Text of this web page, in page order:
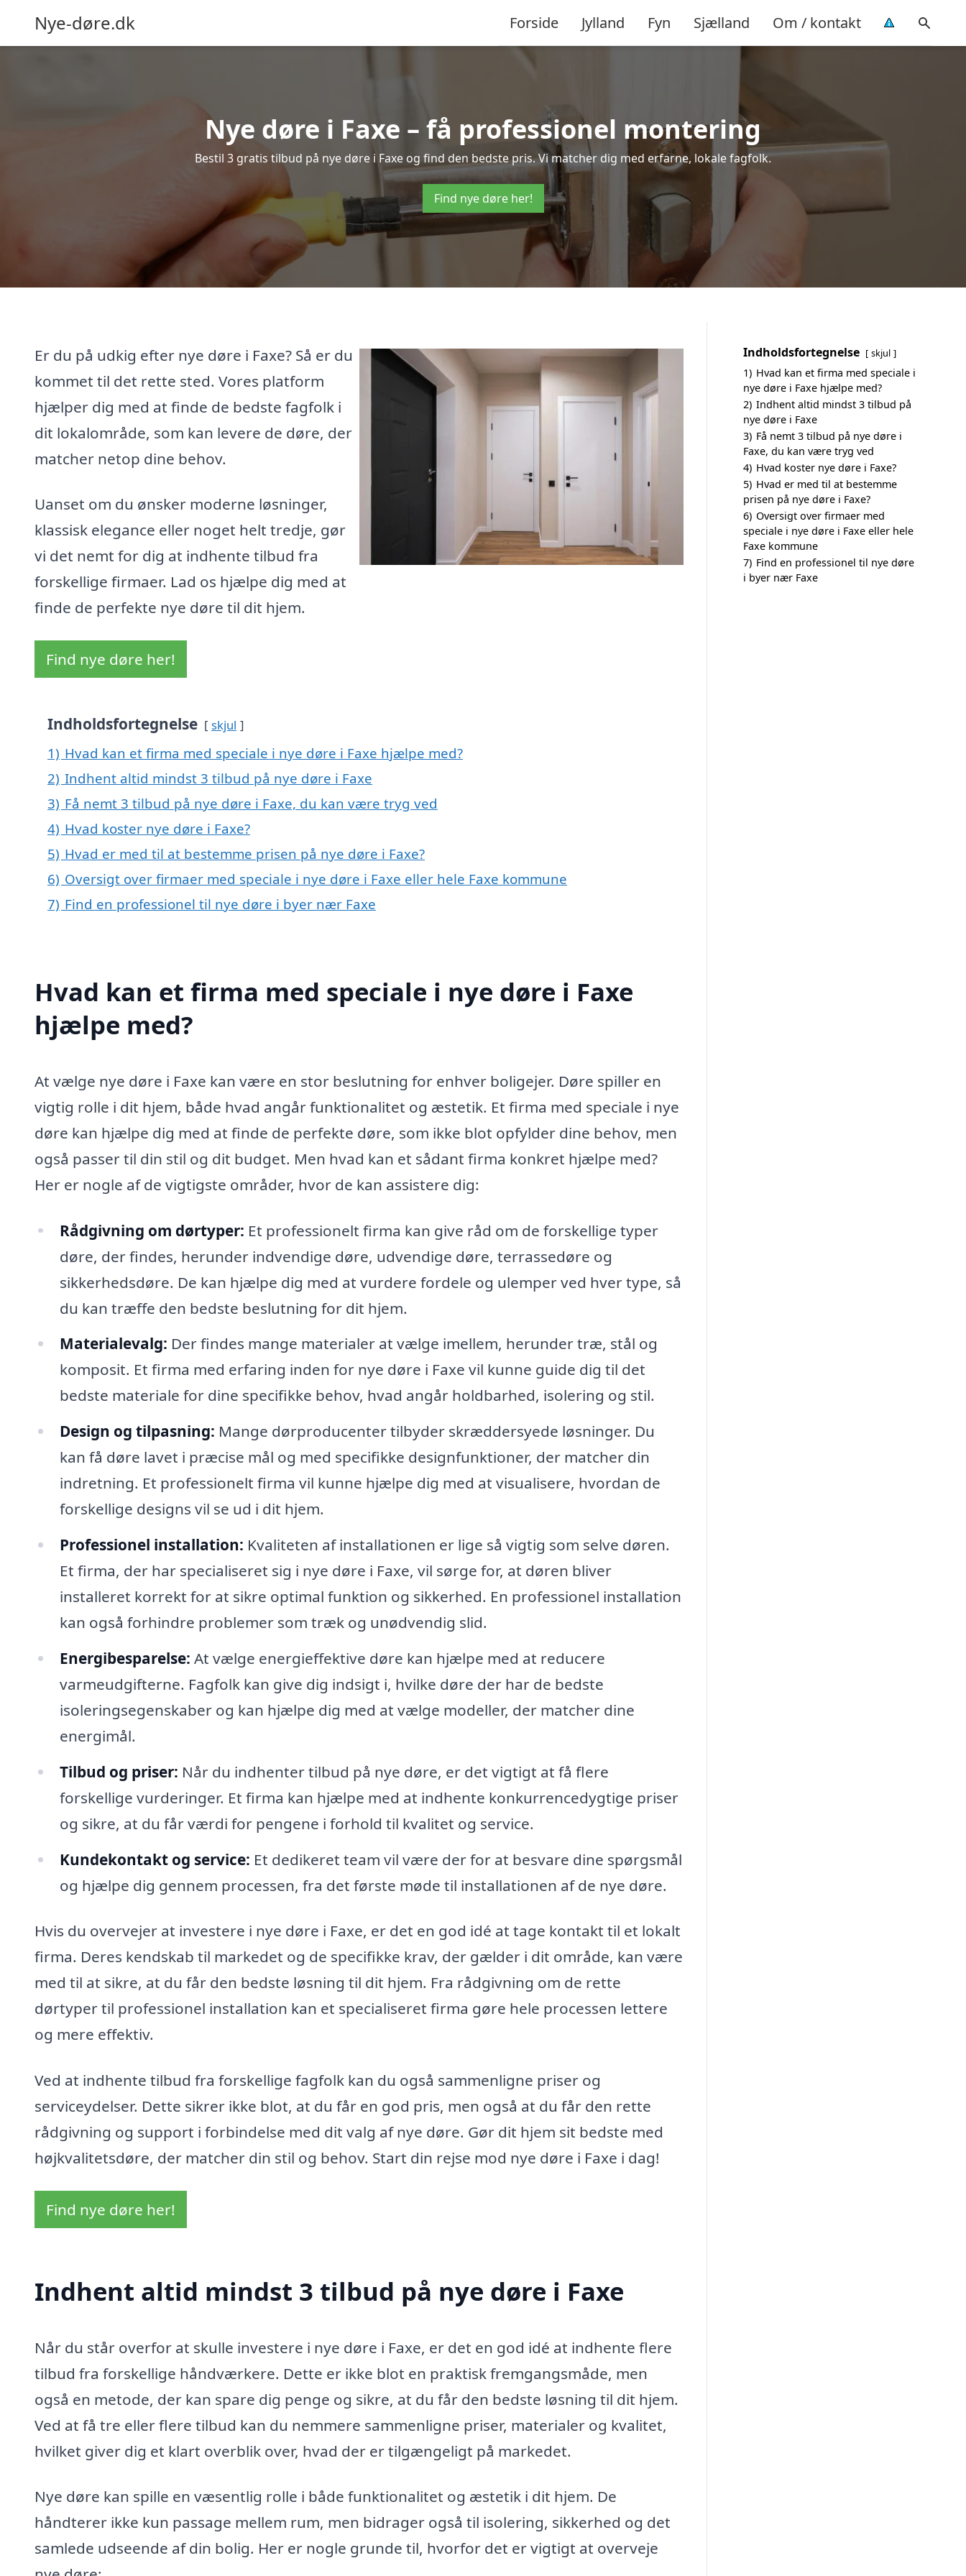
Nye-døre.dk Forside Jylland Fyn Sjælland Om / kontakt
Nye døre i Faxe – få professionel montering
Bestil 3 gratis tilbud på nye døre i Faxe og find den bedste pris. Vi matcher dig med erfarne, lokale fagfolk.
Find nye døre her!
Er du på udkig efter nye døre i Faxe? Så er du
kommet til det rette sted. Vores platform
hjælper dig med at finde de bedste fagfolk i
dit lokalområde, som kan levere de døre, der
matcher netop dine behov.
Uanset om du ønsker moderne løsninger,
klassisk elegance eller noget helt tredje, gør
vi det nemt for dig at indhente tilbud fra
forskellige firmaer. Lad os hjælpe dig med at
finde de perfekte nye døre til dit hjem.
Find nye døre her!
Indholdsfortegnelse skjul
1) Hvad kan et firma med speciale i nye døre i Faxe hjælpe med?
2) Indhent altid mindst 3 tilbud på nye døre i Faxe
3) Få nemt 3 tilbud på nye døre i Faxe, du kan være tryg ved
4) Hvad koster nye døre i Faxe?
5) Hvad er med til at bestemme prisen på nye døre i Faxe?
6) Oversigt over firmaer med speciale i nye døre i Faxe eller hele Faxe kommune
7) Find en professionel til nye døre i byer nær Faxe
Hvad kan et firma med speciale i nye døre i Faxe
hjælpe med?
At vælge nye døre i Faxe kan være en stor beslutning for enhver boligejer. Døre spiller en
vigtig rolle i dit hjem, både hvad angår funktionalitet og æstetik. Et firma med speciale i nye
døre kan hjælpe dig med at finde de perfekte døre, som ikke blot opfylder dine behov, men
også passer til din stil og dit budget. Men hvad kan et sådant firma konkret hjælpe med?
Her er nogle af de vigtigste områder, hvor de kan assistere dig:
Rådgivning om dørtyper: Et professionelt firma kan give råd om de forskellige typer
døre, der findes, herunder indvendige døre, udvendige døre, terrassedøre og
sikkerhedsdøre. De kan hjælpe dig med at vurdere fordele og ulemper ved hver type, så
du kan træffe den bedste beslutning for dit hjem.
Materialevalg: Der findes mange materialer at vælge imellem, herunder træ, stål og
komposit. Et firma med erfaring inden for nye døre i Faxe vil kunne guide dig til det
bedste materiale for dine specifikke behov, hvad angår holdbarhed, isolering og stil.
Design og tilpasning: Mange dørproducenter tilbyder skræddersyede løsninger. Du
kan få døre lavet i præcise mål og med specifikke designfunktioner, der matcher din
indretning. Et professionelt firma vil kunne hjælpe dig med at visualisere, hvordan de
forskellige designs vil se ud i dit hjem.
Professionel installation: Kvaliteten af installationen er lige så vigtig som selve døren.
Et firma, der har specialiseret sig i nye døre i Faxe, vil sørge for, at døren bliver
installeret korrekt for at sikre optimal funktion og sikkerhed. En professionel installation
kan også forhindre problemer som træk og unødvendig slid.
Energibesparelse: At vælge energieffektive døre kan hjælpe med at reducere
varmeudgifterne. Fagfolk kan give dig indsigt i, hvilke døre der har de bedste
isoleringsegenskaber og kan hjælpe dig med at vælge modeller, der matcher dine
energimål.
Tilbud og priser: Når du indhenter tilbud på nye døre, er det vigtigt at få flere
forskellige vurderinger. Et firma kan hjælpe med at indhente konkurrencedygtige priser
og sikre, at du får værdi for pengene i forhold til kvalitet og service.
Kundekontakt og service: Et dedikeret team vil være der for at besvare dine spørgsmål
og hjælpe dig gennem processen, fra det første møde til installationen af de nye døre.
Hvis du overvejer at investere i nye døre i Faxe, er det en god idé at tage kontakt til et lokalt
firma. Deres kendskab til markedet og de specifikke krav, der gælder i dit område, kan være
med til at sikre, at du får den bedste løsning til dit hjem. Fra rådgivning om de rette
dørtyper til professionel installation kan et specialiseret firma gøre hele processen lettere
og mere effektiv.
Ved at indhente tilbud fra forskellige fagfolk kan du også sammenligne priser og
serviceydelser. Dette sikrer ikke blot, at du får en god pris, men også at du får den rette
rådgivning og support i forbindelse med dit valg af nye døre. Gør dit hjem sit bedste med
højkvalitetsdøre, der matcher din stil og behov. Start din rejse mod nye døre i Faxe i dag!
Find nye døre her!
Indhent altid mindst 3 tilbud på nye døre i Faxe
Når du står overfor at skulle investere i nye døre i Faxe, er det en god idé at indhente flere
tilbud fra forskellige håndværkere. Dette er ikke blot en praktisk fremgangsmåde, men
også en metode, der kan spare dig penge og sikre, at du får den bedste løsning til dit hjem.
Ved at få tre eller flere tilbud kan du nemmere sammenligne priser, materialer og kvalitet,
hvilket giver dig et klart overblik over, hvad der er tilgængeligt på markedet.
Nye døre kan spille en væsentlig rolle i både funktionalitet og æstetik i dit hjem. De
håndterer ikke kun passage mellem rum, men bidrager også til isolering, sikkerhed og det
samlede udseende af din bolig. Her er nogle grunde til, hvorfor det er vigtigt at overveje
Indholdsfortegnelse skjul
1) Hvad kan et firma med speciale i
nye døre i Faxe hjælpe med?
2) Indhent altid mindst 3 tilbud på
nye døre i Faxe
3) Få nemt 3 tilbud på nye døre i
Faxe, du kan være tryg ved
4) Hvad koster nye døre i Faxe?
5) Hvad er med til at bestemme
prisen på nye døre i Faxe?
6) Oversigt over firmaer med
speciale i nye døre i Faxe eller hele
Faxe kommune
7) Find en professionel til nye døre
i byer nær Faxe